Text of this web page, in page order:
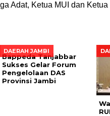
Adat, Ketua MUI dan
DAERAH JAMBI
Bappeda Tanjabbar
Sukses Gelar Forum
Pengelolaan DAS
Provinsi Jambi